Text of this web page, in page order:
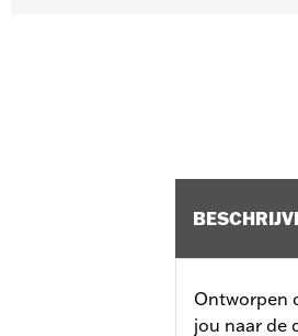
Ontworpen
jou naar de